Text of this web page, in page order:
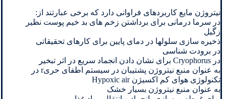
نیتروژن مایع کاربردهای فراوانی دارد که برخی عبارتند از:
در سرما درمانی برای برداشتن زخم های بد خیم پوست نظیر
زگیل
ذخیره سازی سلولها در دمای پایین برای کارهای تحقیقاتی
در برودت شناسی
در Cryophorus برای نشان دادن انجماد سریع در اثر تبخیر
به عنوان منبع نیتروژن پشتیبان در سیستم اطفای حریr در
تکنولوژی هوای کم اکسیژن Hypoxic air
به عنوان منبع نیتروژن بسیار خشک